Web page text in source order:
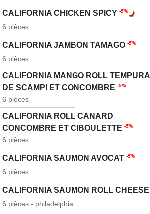
CALIFORNIA CHICKEN SPICY -5%
6 pièces
CALIFORNIA JAMBON TAMAGO -5%
6 pièces
CALIFORNIA MANGO ROLL TEMPURA
DE SCAMPI ET CONCOMBRE -5%
6 pièces
CALIFORNIA ROLL CANARD
CONCOMBRE ET CIBOULETTE -5%
6 pièces
CALIFORNIA SAUMON AVOCAT -5%
6 pièces
CALIFORNIA SAUMON ROLL CHEESE
6 pièces - philadelphia